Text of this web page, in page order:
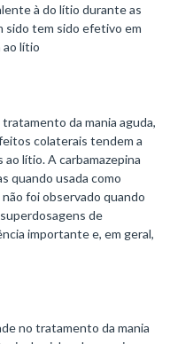
à do lítio durante as
sido tem sido efetivo em
ao lítio
da mania aguda,
colaterais tendem a
lítio. A carbamazepina
quando usada como
foi observado quando
de
importante e, em geral,
no tratamento da mania